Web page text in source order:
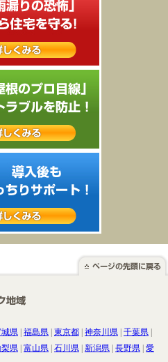
県 | 福島県 | 東京都 | 神奈川県 | 千葉県 |
梨県 | 富山県 | 石川県 | 新潟県 | 長野県 | 愛